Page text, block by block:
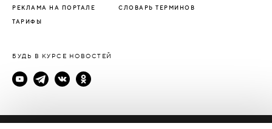
РЕКЛАМА НА ПОРТАЛЕ СЛОВАРЬ ТЕРМИНОВ
ТАРИФЫ
БУДЬ В КУРСЕ НОВОСТЕЙ